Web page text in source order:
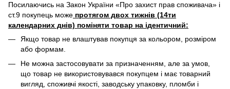
Посилаючись на Закон України «Про захист прав споживача» і
ст.9 покупець може протягом двох тижнів (14ти
календарних днів) поміняти товар на ідентичний:
Якщо товар не влаштував покупця за кольором, розміром
або формам.
Не можна застосовувати за призначенням, але за умов,
що товар не використовувався покупцем і має товарний
вигляд, споживчі якості, заводську упаковку, пломби і